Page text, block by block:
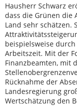
Hausherr Schwarz
dass die Grünen die
Land sehr schätzen.
beispielsweise
Arbeitszeit. Mit der
Finanzbeamten, mit
Rücknahme der
Landesregierung
Wertschätzung den